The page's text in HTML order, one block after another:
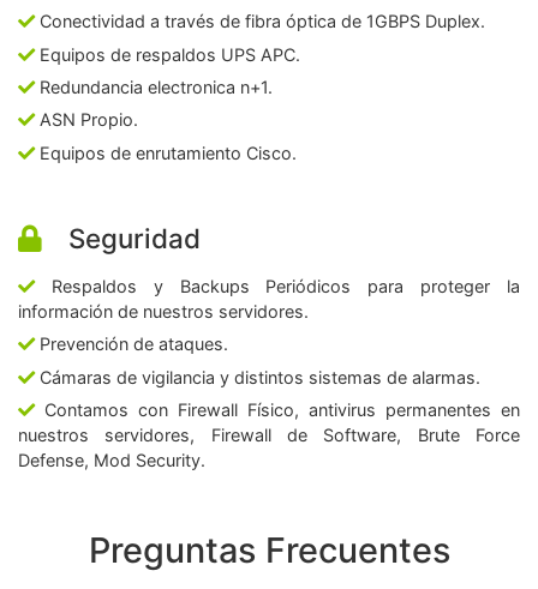
Conectividad a través de fibra óptica de 1GBPS Duplex.
Equipos de respaldos UPS APC.
Redundancia electronica n+1.
ASN Propio.
Equipos de enrutamiento Cisco.
Seguridad
Respaldos y Backups Periódicos para proteger la
información de nuestros servidores.
Prevención de ataques.
Cámaras de vigilancia y distintos sistemas de alarmas.
Contamos con Firewall Físico, antivirus permanentes en
nuestros servidores, Firewall de Software, Brute Force
Defense, Mod Security.
Preguntas Frecuentes